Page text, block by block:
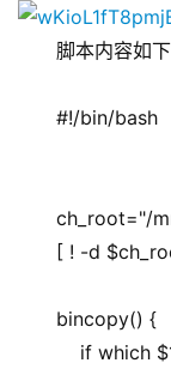
脚本内容如下
#!/bin/bash
ch_root="/
[ ! -d
bincopy() {
if which